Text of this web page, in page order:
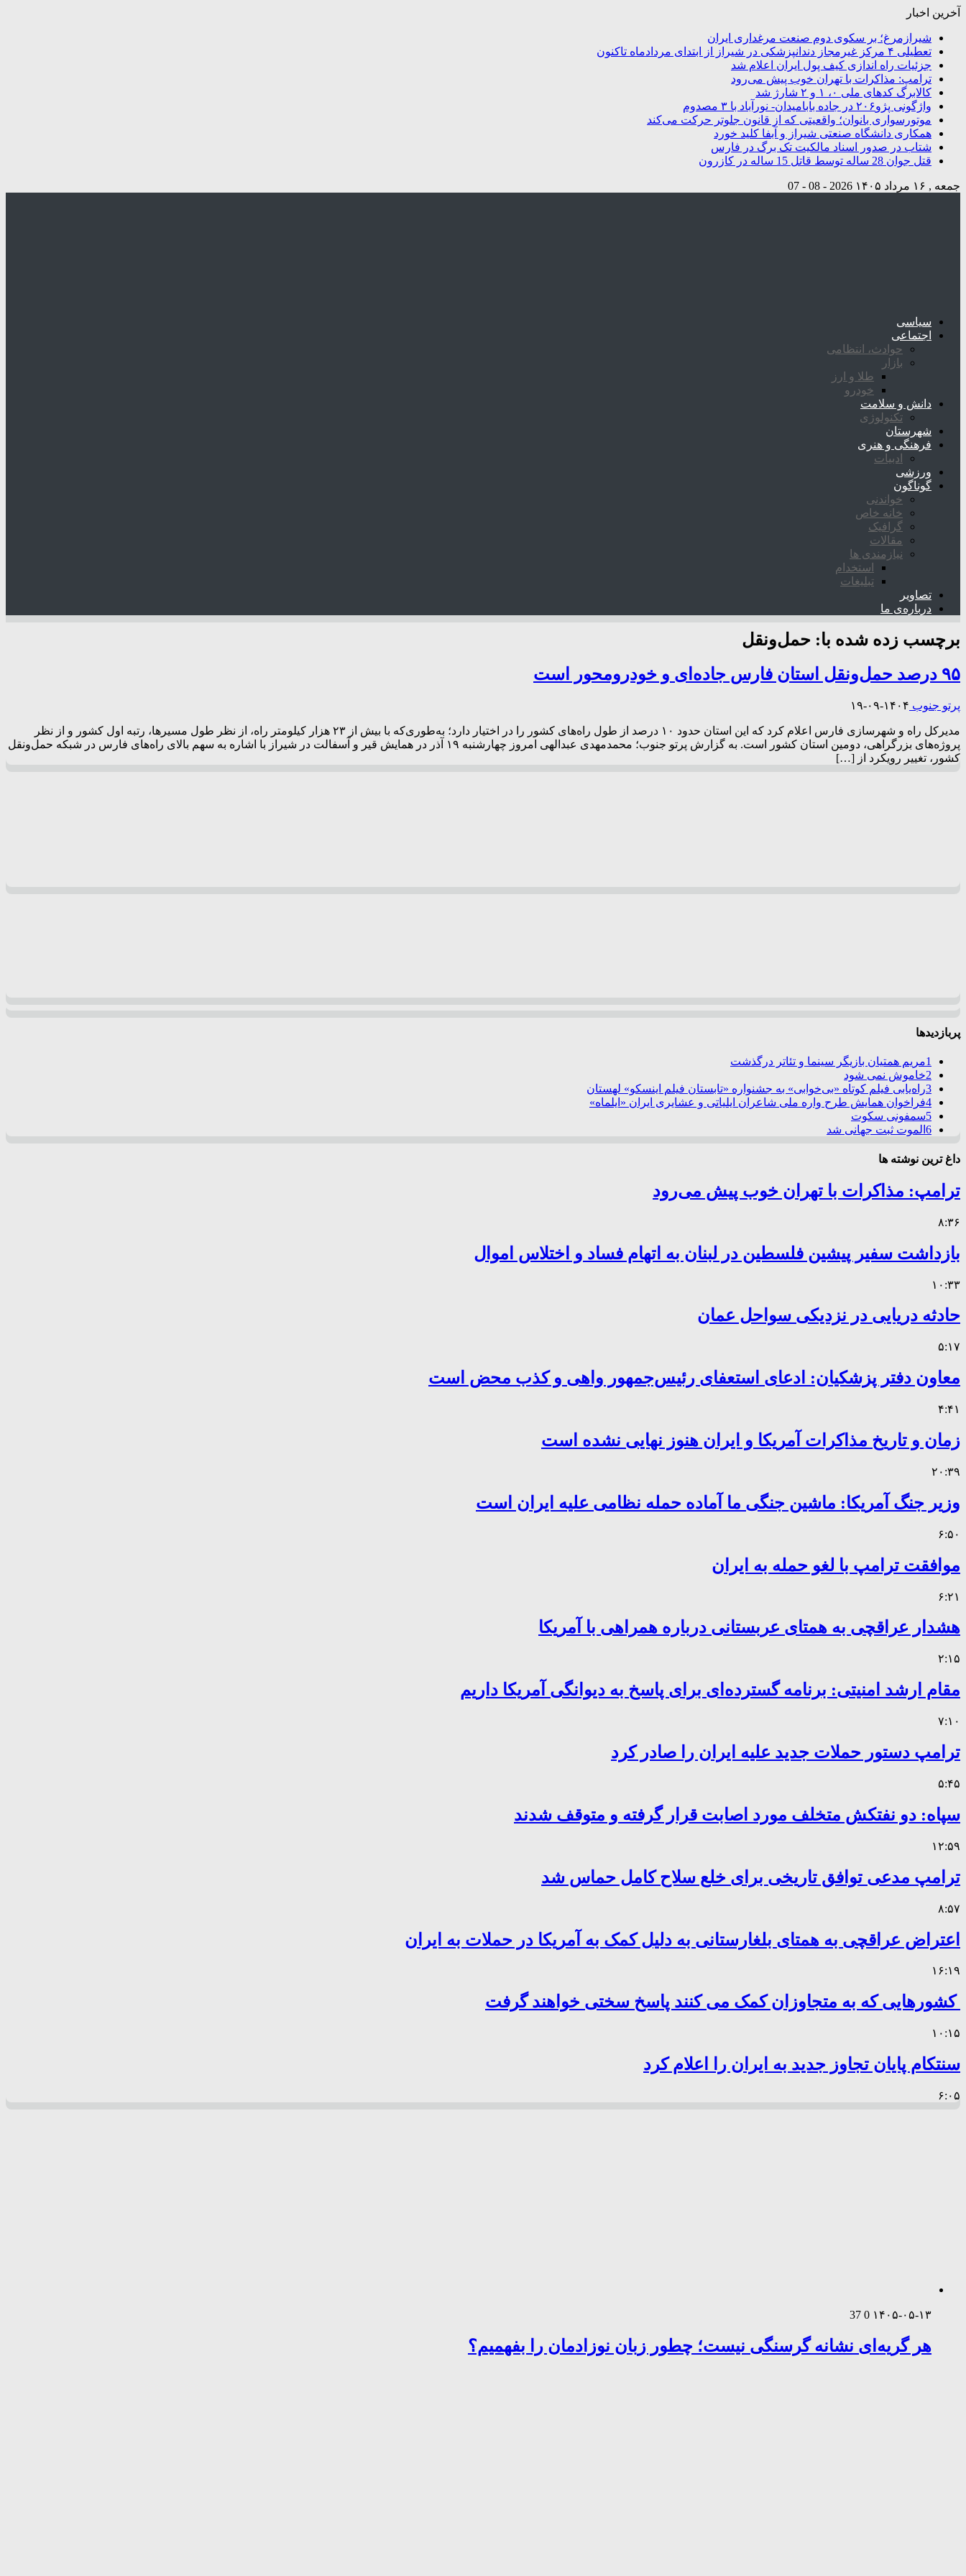
آخرین اخبار
شیرازمرغ؛ بر سکوی دوم صنعت مرغداری ایران
تعطیلی ۴ مرکز غیرمجاز دندانپزشکی در شیراز از ابتدای مردادماه تاکنون
جزئیات راه اندازی کیف پول ایران اعلام شد
ترامپ: مذاکرات با تهران خوب پیش می‌رود
کالابرگ کدهای ملی ۰، ۱ و ۲ شارژ شد
واژگونی پژو۲۰۶ در جاده بابامیدان- نورآباد با ۳ مصدوم
موتورسواری بانوان؛ واقعیتی که از قانون جلوتر حرکت می‌کند
همکاری دانشگاه صنعتی شیراز و آبفا کلید خورد
شتاب در صدور اسناد مالکیت تک برگ در فارس
قتل جوان 28 ساله توسط قاتل 15 ساله در کازرون
جمعه , ۱۶ مرداد ۱۴۰۵ 2026 - 08 - 07
سیاسی
اجتماعی
حوادث، انتظامی
بازار
طلا و ارز
خودرو
دانش و سلامت
تکنولوژی
شهرستان
فرهنگی و هنری
ادبیات
ورزشی
گوناگون
خواندنی
خانه خاص
گرافیک
مقالات
نیازمندی ها
استخدام
تبلیغات
تصاویر
درباره‌ی ما
برچسب زده شده با: حمل‌ونقل
۹۵ درصد حمل‌ونقل استان فارس جاده‌ای و خودرومحور است
پرتو جنوب ۱۴۰۴-۰۹-۱۹
مدیرکل راه و شهرسازی فارس اعلام کرد که این استان حدود ۱۰ درصد از طول راه‌های کشور را در اختیار دارد؛ به‌طوری‌که با بیش از ۲۳ هزار کیلومتر راه، از نظر طول مسیرها، رتبه اول کشور و از نظر
پروژه‌های بزرگراهی، دومین استان کشور است. به گزارش پرتو جنوب؛ محمدمهدی عبدالهی امروز چهارشنبه ۱۹ آذر در همایش قیر و آسفالت در شیراز با اشاره به سهم بالای راه‌های فارس در شبکه حمل‌ونقل
کشور، تغییر رویکرد از […]
پربازدیدها
1مریم همتیان بازیگر سینما و تئاتر درگذشت
2خاموش نمی شود
3راه‌یابی فیلم کوتاه «بی‌خوابی» به جشنواره «تابستان فیلم اینسکو» لهستان
4فراخوان همایش طرح واره ملی شاعران ایلیاتی و عشایری ایران «ایلماه»
5سمفونی سکوت
6 الموت ثبت جهانی شد
داغ ترین نوشته ها
ترامپ: مذاکرات با تهران خوب پیش می‌رود
۸:۳۶
بازداشت سفیر پیشین فلسطین در لبنان به اتهام فساد و اختلاس اموال
۱۰:۳۳
حادثه دریایی در نزدیکی سواحل عمان
۵:۱۷
معاون دفتر پزشکیان: ادعای استعفای رئیس‌جمهور واهی و کذب محض است
۴:۴۱
زمان و تاریخ مذاکرات آمریکا و ایران هنوز نهایی نشده است
۲۰:۳۹
وزیر جنگ آمریکا: ماشین جنگی ما آماده حمله نظامی علیه ایران است
۶:۵۰
موافقت ترامپ با لغو حمله به ایران
۶:۲۱
هشدار عراقچی به همتای عربستانی درباره همراهی با آمریکا
۲:۱۵
مقام ارشد امنیتی: برنامه گسترده‌ای برای پاسخ به دیوانگی آمریکا داریم
۷:۱۰
ترامپ دستور حملات جدید علیه ایران را صادر کرد
۵:۴۵
سپاه: دو نفتکش متخلف مورد اصابت قرار گرفته و متوقف شدند
۱۲:۵۹
ترامپ مدعی توافق تاریخی برای خلع سلاح کامل حماس شد
۸:۵۷
اعتراض عراقچی به همتای بلغارستانی به دلیل کمک به آمریکا در حملات به ایران
۱۶:۱۹
کشورهایی که به متجاوزان کمک می کنند پاسخ سختی خواهند گرفت
۱۰:۱۵
سنتکام پایان تجاوز جدید به ایران را اعلام کرد
۶:۰۵
۱۴۰۵-۰۵-۱۳ 0
37
هر گریه‌ای نشانه گرسنگی نیست؛ چطور زبان نوزادمان را بفهمیم؟